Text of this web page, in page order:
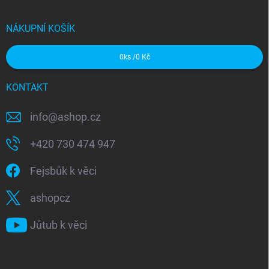
NÁKUPNÍ KOŠÍK
0 ks /0 Kč
KONTAKT
info@ashop.cz
+420 730 474 947
Fejsbůk k věci
ashopcz
Jůtub k věci